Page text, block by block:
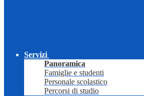
Servizi
Panoramica
Famiglie e studenti
Personale scolastico
Percorsi di studio